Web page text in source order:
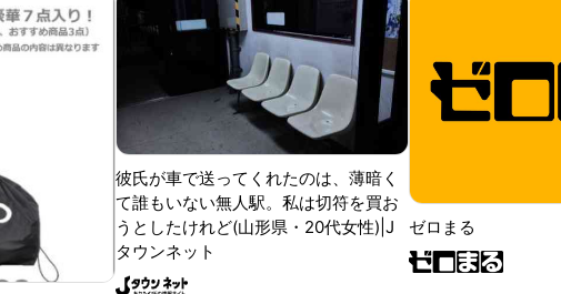
彼氏が車で送ってくれたのは、薄暗く
て誰もいない無人駅。私は切符を買お
うとしたけれど(山形県・20代女性)|J
タウンネット
ゼロまる